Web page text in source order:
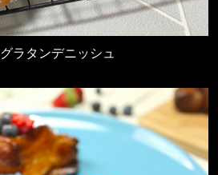
グラタンデニッシュ